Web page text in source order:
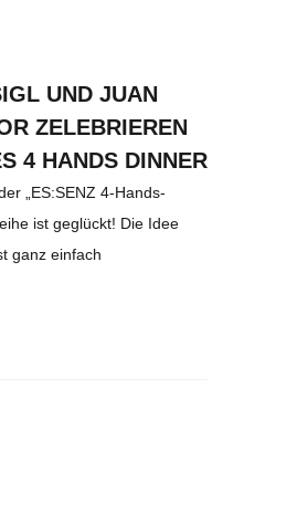
UND JUAN
ZELEBRIEREN
4 HANDS DINNER
„ES:SENZ 4-Hands-
ist geglückt! Die Idee
ganz einfach